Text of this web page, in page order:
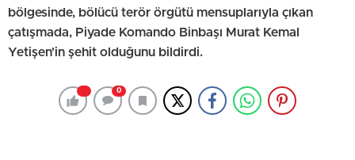
bölgesinde, bölücü terör örgütü mensuplarıyla çıkan
çatışmada, Piyade Komando Binbaşı Murat Kemal
Yetişen'in şehit olduğunu bildirdi.
0